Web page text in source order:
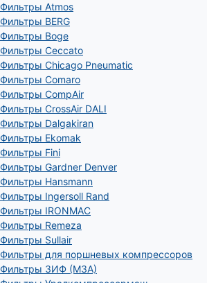
Фильтры Atmos
Фильтры BERG
Фильтры Boge
Фильтры Ceccato
Фильтры Chicago Pneumatic
Фильтры Comaro
Фильтры CompAir
Фильтры CrossAir DALI
Фильтры Dalgakiran
Фильтры Ekomak
Фильтры Fini
Фильтры Gardner Denver
Фильтры Hansmann
Фильтры Ingersoll Rand
Фильтры IRONMAC
Фильтры Remeza
Фильтры Sullair
Фильтры для поршневых компрессоров
Фильтры ЗИФ (МЗА)